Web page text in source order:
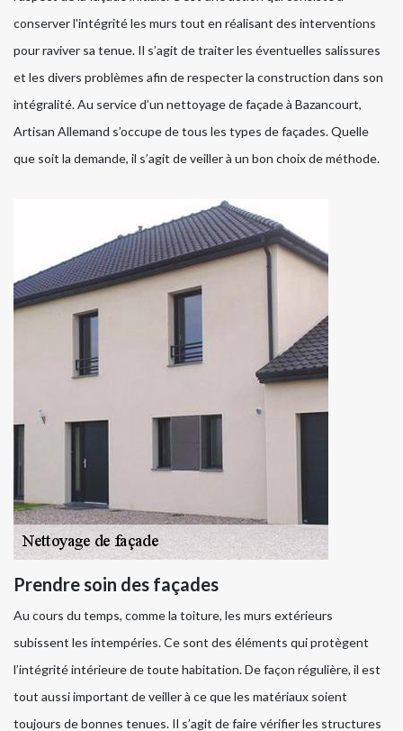
conserver l'intégrité les murs tout en réalisant des interventions
pour raviver sa tenue. Il s’agit de traiter les éventuelles salissures
et les divers problèmes afin de respecter la construction dans son
intégralité. Au service d’un nettoyage de façade à Bazancourt,
Artisan Allemand s’occupe de tous les types de façades. Quelle
que soit la demande, il s’agit de veiller à un bon choix de méthode.
Prendre soin des façades
Au cours du temps, comme la toiture, les murs extérieurs
subissent les intempéries. Ce sont des éléments qui protègent
l’intégrité intérieure de toute habitation. De façon régulière, il est
tout aussi important de veiller à ce que les matériaux soient
toujours de bonnes tenues. Il s’agit de faire vérifier les structures